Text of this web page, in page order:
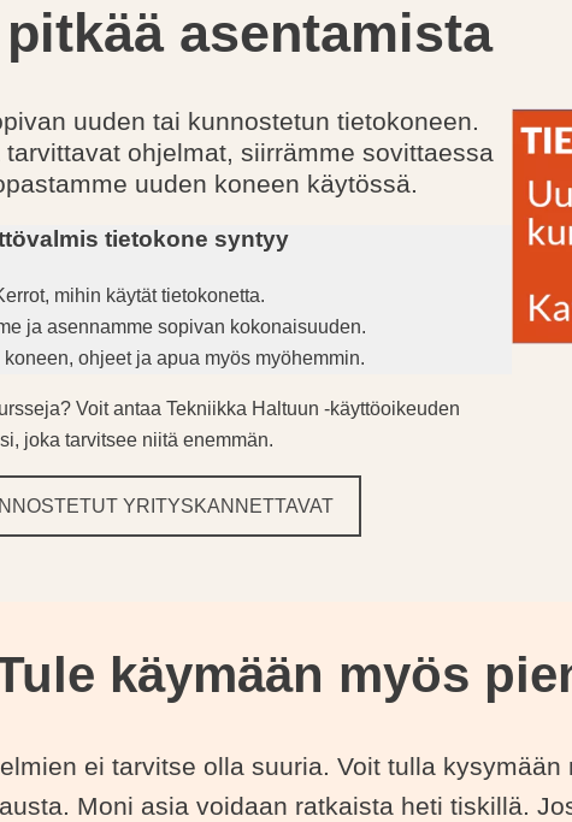
asentamista
uuden tai kunnostetun tietokoneen.
ohjelmat, siirrämme sovittaessa
uuden koneen käytössä.
tietokone syntyy
mihin käytät tietokonetta.
ja asennamme sopivan kokonaisuuden.
ohjeet ja apua myös myöhemmin.
Voit antaa Tekniikka Haltuun -käyttöoikeuden
joka tarvitsee niitä enemmän.
YRITYSKANNETTAVAT
käymään myös
ei tarvitse olla suuria. Voit tulla
Moni asia voidaan ratkaista heti tiskillä.